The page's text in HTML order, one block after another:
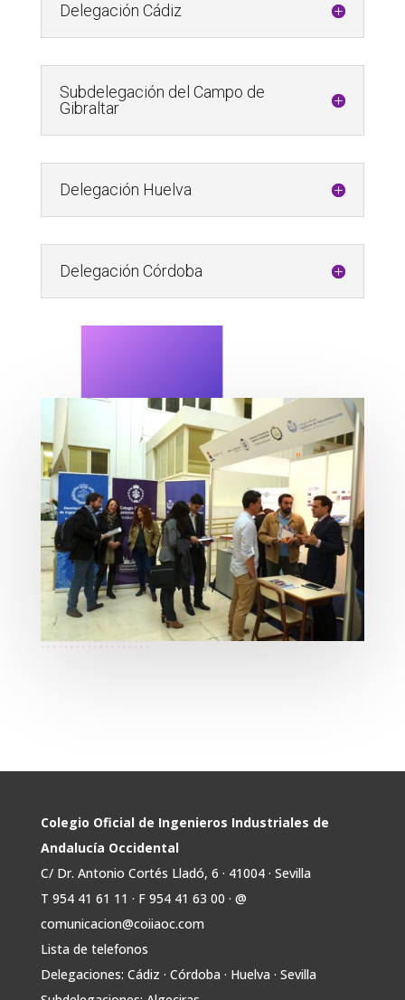
Delegación Cádiz
Subdelegación del Campo de
Gibraltar
Delegación Huelva
Delegación Córdoba
Colegio Oficial de Ingenieros Industriales de
Andalucía Occidental
C/ Dr. Antonio Cortés Lladó, 6 · 41004 · Sevilla
T 954 41 61 11 · F 954 41 63 00 · @
comunicacion@coiiaoc.com
Lista de telefonos
Delegaciones: Cádiz · Córdoba · Huelva · Sevilla